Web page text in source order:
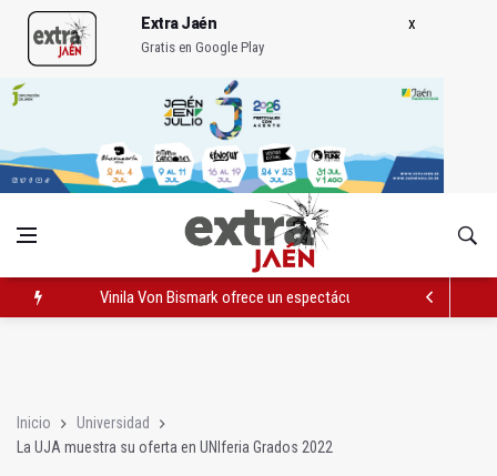
Extra Jaén
Gratis en Google Play
Vinila Von Bismark ofrece un espectáculo "rompedor" en el
Inicio
Universidad
La UJA muestra su oferta en UNIferia Grados 2022